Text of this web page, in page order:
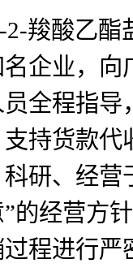
羧酸乙
企业，
全程指
持货款
研、经
的经营方
程进行